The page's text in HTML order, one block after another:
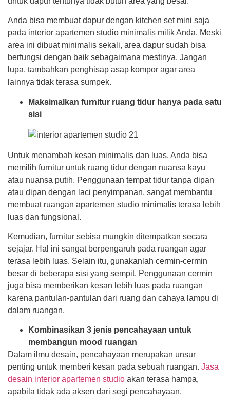
Anda bisa membuat dapur dengan kitchen set mini saja
pada interior apartemen studio minimalis milik Anda. Meski
area ini dibuat minimalis sekali, area dapur sudah bisa
berfungsi dengan baik sebagaimana mestinya. Jangan
lupa, tambahkan penghisap asap kompor agar area
lainnya tidak terasa sumpek.
Maksimalkan furnitur ruang tidur hanya pada satu
sisi
Untuk menambah kesan minimalis dan luas, Anda bisa
memilih furnitur untuk ruang tidur dengan nuansa kayu
atau nuansa putih. Penggunaan tempat tidur tanpa dipan
atau dipan dengan laci penyimpanan, sangat membantu
membuat ruangan apartemen studio minimalis terasa lebih
luas dan fungsional.
Kemudian, furnitur sebisa mungkin ditempatkan secara
sejajar. Hal ini sangat berpengaruh pada ruangan agar
terasa lebih luas. Selain itu, gunakanlah cermin-cermin
besar di beberapa sisi yang sempit. Penggunaan cermin
juga bisa memberikan kesan lebih luas pada ruangan
karena pantulan-pantulan dari ruang dan cahaya lampu di
dalam ruangan.
Kombinasikan 3 jenis pencahayaan untuk
membangun mood ruangan
Dalam ilmu desain, pencahayaan merupakan unsur
penting untuk memberi kesan pada sebuah ruangan. Jasa
desain interior apartemen studio akan terasa hampa,
apabila tidak ada aksen dari segi pencahayaan.